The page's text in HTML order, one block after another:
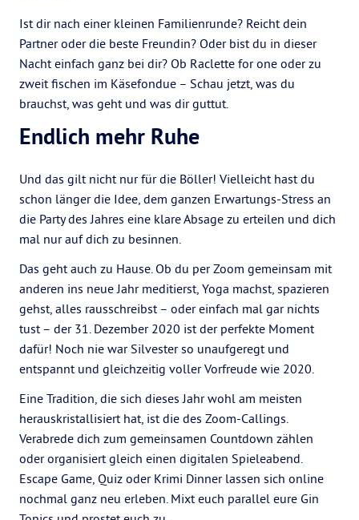
Ist dir nach einer kleinen Familienrunde? Reicht dein
Partner oder die beste Freundin? Oder bist du in dieser
Nacht einfach ganz bei dir? Ob Raclette for one oder zu
zweit fischen im Käsefondue – Schau jetzt, was du
brauchst, was geht und was dir guttut.
Endlich mehr Ruhe
Und das gilt nicht nur für die Böller! Vielleicht hast du
schon länger die Idee, dem ganzen Erwartungs-Stress an
die Party des Jahres eine klare Absage zu erteilen und dich
mal nur auf dich zu besinnen.
Das geht auch zu Hause. Ob du per Zoom gemeinsam mit
anderen ins neue Jahr meditierst, Yoga machst, spazieren
gehst, alles rausschreibst – oder einfach mal gar nichts
tust – der 31. Dezember 2020 ist der perfekte Moment
dafür! Noch nie war Silvester so unaufgeregt und
entspannt und gleichzeitig voller Vorfreude wie 2020.
Eine Tradition, die sich dieses Jahr wohl am meisten
herauskristallisiert hat, ist die des Zoom-Callings.
Verabrede dich zum gemeinsamen Countdown zählen
oder organisiert gleich einen digitalen Spieleabend.
Escape Game, Quiz oder Krimi Dinner lassen sich online
nochmal ganz neu erleben. Mixt euch parallel eure Gin